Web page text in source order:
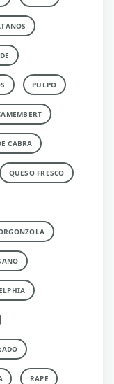
PULPO
CABRA
QUESO FRESCO
RAPE